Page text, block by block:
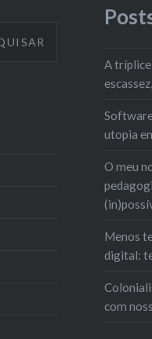
A
utopia
O meu
Menos
digital:
com